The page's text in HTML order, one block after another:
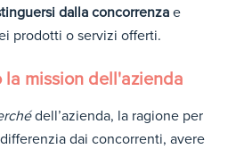
dalla concorrenzae
prodotti o servizi offerti.
mission dell'azienda
dell’azienda, la ragione per
dai concorrenti, avere